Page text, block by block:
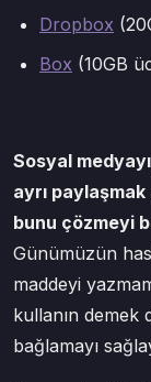
Dropbox
Box (10GB
Sosyal
ayrı
bunu çözmeyi
Günümüzün
maddeyi
kullanın demek
bağlamayı